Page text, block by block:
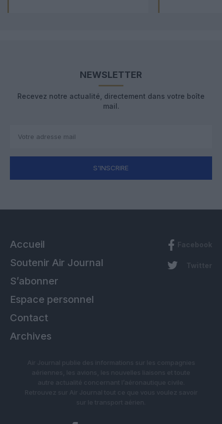
NEWSLETTER
Recevez notre actualité, directement dans votre boîte
mail.
S'INSCRIRE
Accueil
Soutenir Air Journal
S’abonner
Espace personnel
Contact
Archives